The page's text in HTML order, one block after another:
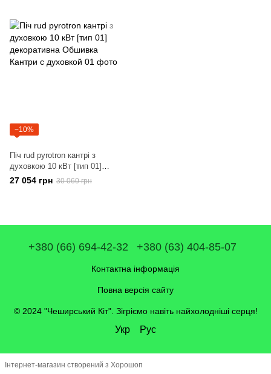
−10%
Піч rud pyrotron кантрі з
духовкою 10 кВт [тип 01]
декоративна Обшивка
27 054 грн 30 060 грн
+380 (66) 694-42-32 +380 (63) 404-85-07
Контактна інформація
Повна версія сайту
© 2024 "Чеширський Кіт". Зігріємо навіть найхолодніші серця!
Укр Рус
Інтернет-магазин створений з Хорошоп